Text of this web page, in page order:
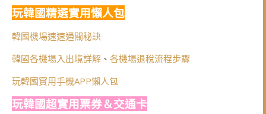
玩韓國精選實用懶人包
韓國機場速速通關秘訣
韓國各機場入出境詳解 、 各機場退稅流程步驟
玩韓國實用手機APP懶人包
玩韓國超實用票券＆交通卡